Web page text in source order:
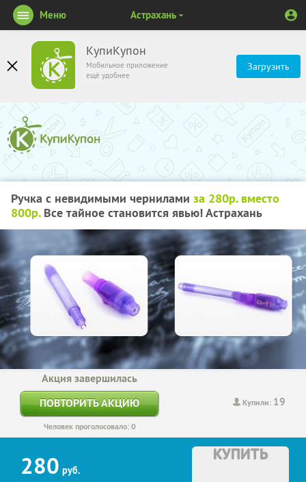
КупиКупон
Мобильное приложение
ещё удобнее
Загрузить
Меню Астрахань
Ручка с невидимыми чернилами за 280р. вместо
800р. Все тайное становится явью! Астрахань
Купили: 19
Акция завершилась
ПОВТОРИТЬ АКЦИЮ
Человек проголосовало: 0
280 руб.
КУПИТЬ